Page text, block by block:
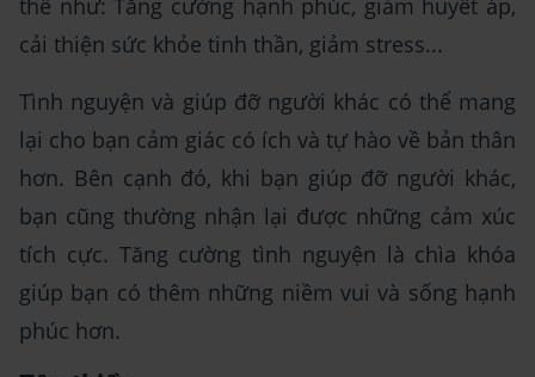
thể như: Tăng cường hạnh phúc, giảm huyết áp,
cải thiện sức khỏe tinh thần, giảm stress...
Tình nguyện và giúp đỡ người khác có thể mang
lại cho bạn cảm giác có ích và tự hào về bản thân
hơn. Bên cạnh đó, khi bạn giúp đỡ người khác,
bạn cũng thường nhận lại được những cảm xúc
tích cực. Tăng cường tình nguyện là chìa khóa
giúp bạn có thêm những niềm vui và sống hạnh
phúc hơn.